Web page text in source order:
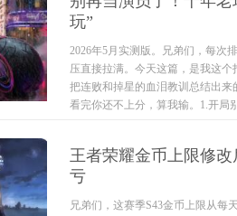
玩”
2026年5月实测版。兄弟们，每次
压直接拉满。今天这篇，是我这
把连败和掉星的血泪教训总结出
看完你还不上分，算我输。1.开局
王者荣耀金币上限修
亏
兄弟们，这赛季S43金币上限从每